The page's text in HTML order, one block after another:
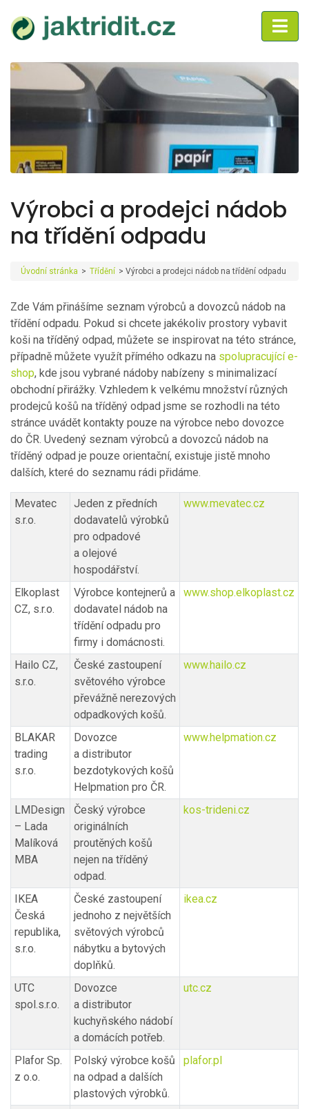
Výrobci a prodejci nádob
na třídění odpadu
Úvodní stránka > Třídění > Výrobci a prodejci nádob na třídění odpadu
Zde Vám přinášíme seznam výrobců a dovozců nádob na
třídění odpadu. Pokud si chcete jakékoliv prostory vybavit
koši na tříděný odpad, můžete se inspirovat na této stránce,
případně můžete využít přímého odkazu na spolupracující e-
shop, kde jsou vybrané nádoby nabízeny s minimalizací
obchodní přirážky. Vzhledem k velkému množství různých
prodejců košů na tříděný odpad jsme se rozhodli na této
stránce uvádět kontakty pouze na výrobce nebo dovozce
do ČR. Uvedený seznam výrobců a dovozců nádob na
tříděný odpad je pouze orientační, existuje jistě mnoho
dalších, které do seznamu rádi přidáme.
Mevatec
s.r.o.
Jeden z předních
dodavatelů výrobků
pro odpadové
a olejové
hospodářství.
www.mevatec.cz
Elkoplast
CZ, s.r.o.
Výrobce kontejnerů a
dodavatel nádob na
třídění odpadu pro
firmy i domácnosti.
www.shop.elkoplast.cz
Hailo CZ,
s.r.o.
České zastoupení
světového výrobce
převážně nerezových
odpadkových košů.
www.hailo.cz
BLAKAR
trading
s.r.o.
Dovozce
a distributor
bezdotykových košů
Helpmation pro ČR.
www.helpmation.cz
LMDesign
– Lada
Malíková
MBA
Český výrobce
originálních
proutěných košů
nejen na tříděný
odpad.
kos-trideni.cz
IKEA
Česká
republika,
s.r.o.
České zastoupení
jednoho z největších
světových výrobců
nábytku a bytových
doplňků.
ikea.cz
UTC
spol.s.r.o.
Dovozce
a distributor
kuchyňského nádobí
a domácích potřeb.
utc.cz
Plafor Sp.
z o.o.
Polský výrobce košů
na odpad a dalších
plastových výrobků.
plafor.pl